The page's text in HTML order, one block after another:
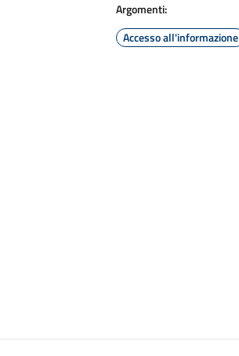
Argomenti:
Accesso all'informazione